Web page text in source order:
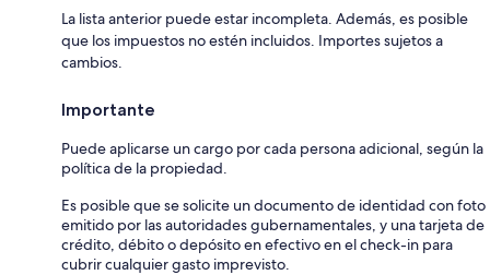
La lista anterior puede estar incompleta. Además, es posible
que los impuestos no estén incluidos. Importes sujetos a
cambios.
Importante
Puede aplicarse un cargo por cada persona adicional, según la
política de la propiedad.
Es posible que se solicite un documento de identidad con foto
emitido por las autoridades gubernamentales, y una tarjeta de
crédito, débito o depósito en efectivo en el check-in para
cubrir cualquier gasto imprevisto.